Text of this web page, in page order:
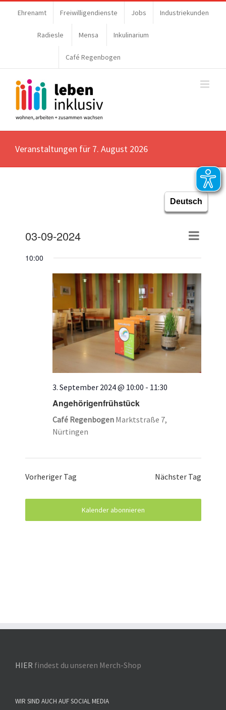
Ehrenamt Freiwilligendienste Jobs Industriekunden
Radiesle Mensa Inkulinarium
Café Regenbogen
Veranstaltungen für 7. August 2026
Suche
und
Ansichten,
Navigation
Suche
Tag
03-09-2024
wählen.
10:00
3. September 2024 @ 10:00 - 11:30
Angehörigenfrühstück
Café Regenbogen Marktstraße 7,
Nürtingen
Vorheriger Tag Nächster Tag
Kalender abonnieren
HIER findest du unseren Merch-Shop
WIR SIND AUCH AUF SOCIAL MEDIA